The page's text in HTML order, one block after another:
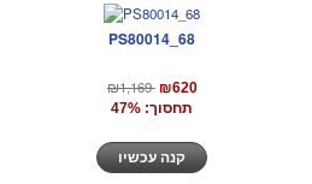
PS80014_68
₪1,169 ₪620
תחסוך: 47%